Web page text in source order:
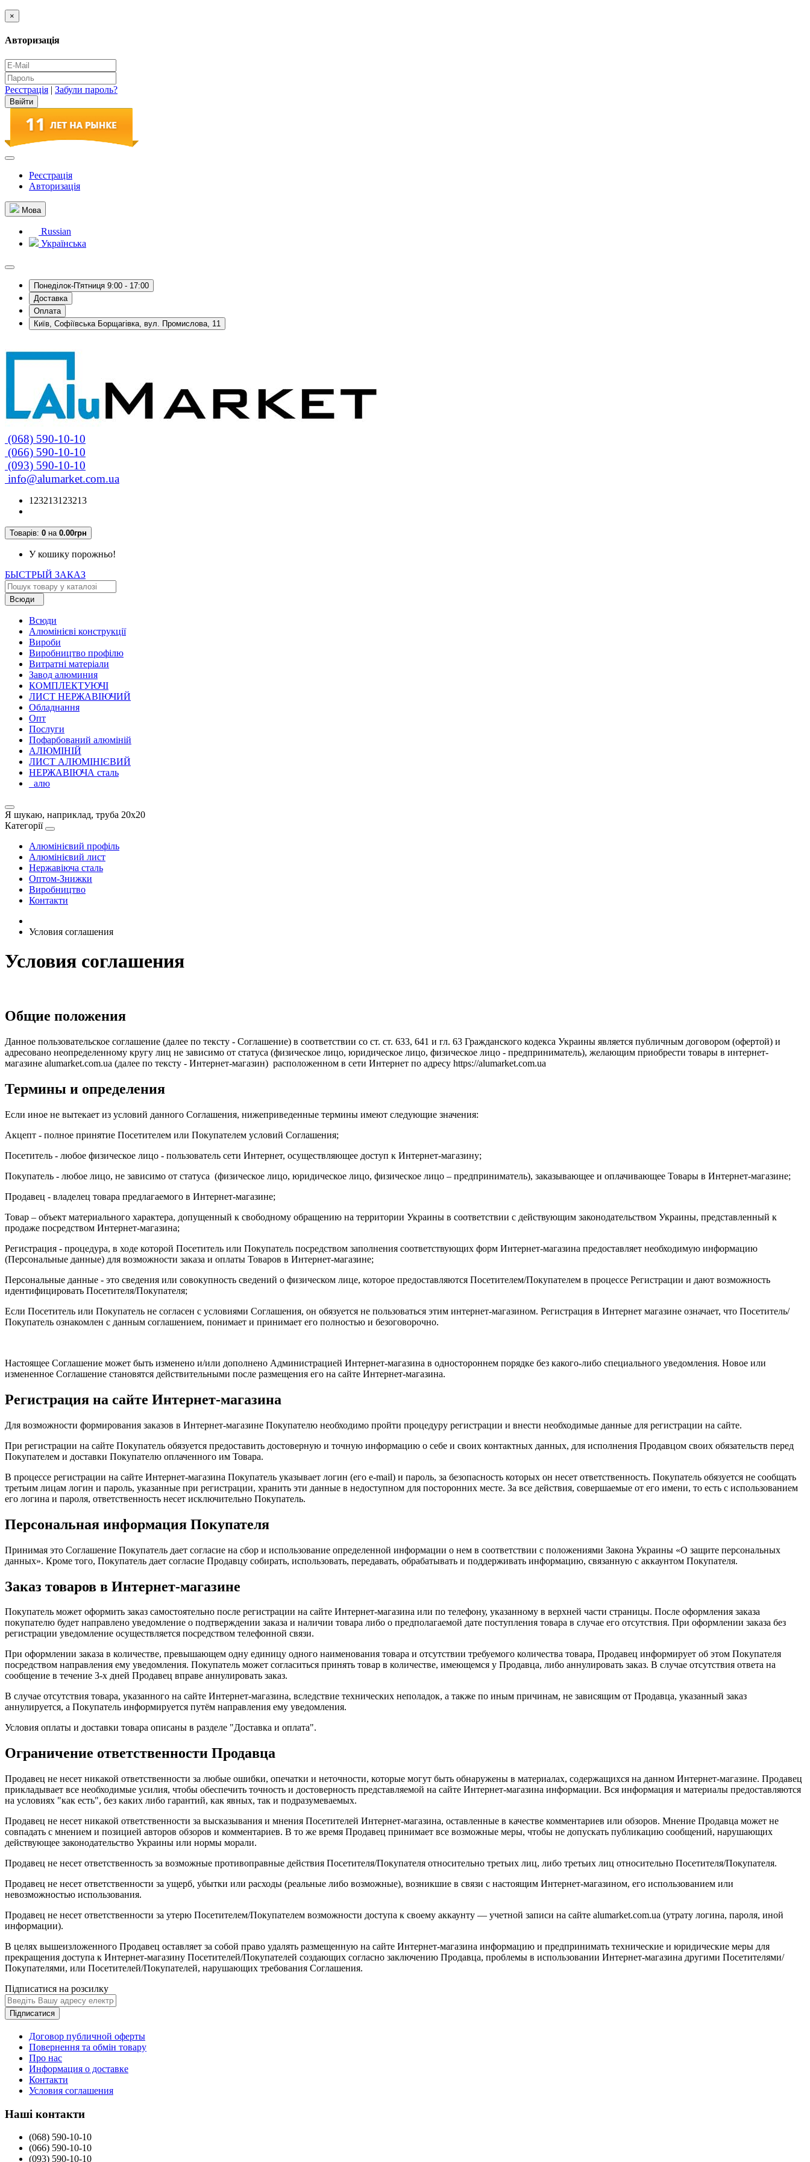
×
Авторизація
Реєстрація | Забули пароль?
Реєстрація
Авторизація
Мова
Russian
Українська
Понеділок-П'ятниця 9:00 - 17:00
Доставка
Оплата
Київ, Софіївська Борщагівка, вул. Промислова, 11
(068) 590-10-10
(066) 590-10-10
(093) 590-10-10
info@alumarket.com.ua
123213123213
Товарів: 0 на 0.00грн
У кошику порожньо!
БЫСТРЫЙ ЗАКАЗ
Всюди
Всюди
Алюмінієві конструкції
Вироби
Виробництво профілю
Витратні матеріали
Завод алюминия
КОМПЛЕКТУЮЧІ
ЛИСТ НЕРЖАВІЮЧИЙ
Обладнання
Опт
Послуги
Пофарбований алюміній
АЛЮМІНІЙ
ЛИСТ АЛЮМІНІЄВИЙ
НЕРЖАВІЮЧА сталь
_алю
Я шукаю, наприклад, труба 20х20
Категорії
Алюмінієвий профіль
Алюмінієвий лист
Нержавіюча сталь
Оптом-Знижки
Виробництво
Контакти
Условия соглашения
Условия соглашения
Общие положения
Данное пользовательское соглашение (далее по тексту - Соглашение) в соответствии со ст. ст. 633, 641 и гл. 63 Гражданского кодекса Украины является публичным договором (офертой) и
адресовано неопределенному кругу лиц не зависимо от статуса (физическое лицо, юридическое лицо, физическое лицо - предприниматель), желающим приобрести товары в интернет-
магазине alumarket.com.ua (далее по тексту - Интернет-магазин) расположенном в сети Интернет по адресу https://alumarket.com.ua
Термины и определения
Если иное не вытекает из условий данного Соглашения, нижеприведенные термины имеют следующие значения:
Акцепт - полное принятие Посетителем или Покупателем условий Соглашения;
Посетитель - любое физическое лицо - пользователь сети Интернет, осуществляющее доступ к Интернет-магазину;
Покупатель - любое лицо, не зависимо от статуса (физическое лицо, юридическое лицо, физическое лицо – предприниматель), заказывающее и оплачивающее Товары в Интернет-магазине;
Продавец - владелец товара предлагаемого в Интернет-магазине;
Товар – объект материального характера, допущенный к свободному обращению на территории Украины в соответствии с действующим законодательством Украины, представленный к
продаже посредством Интернет-магазина;
Регистрация - процедура, в ходе которой Посетитель или Покупатель посредством заполнения соответствующих форм Интернет-магазина предоставляет необходимую информацию
(Персональные данные) для возможности заказа и оплаты Товаров в Интернет-магазине;
Персональные данные - это сведения или совокупность сведений о физическом лице, которое предоставляются Посетителем/Покупателем в процессе Регистрации и дают возможность
идентифицировать Посетителя/Покупателя;
Если Посетитель или Покупатель не согласен с условиями Соглашения, он обязуется не пользоваться этим интернет-магазином. Регистрация в Интернет магазине означает, что Посетитель/
Покупатель ознакомлен с данным соглашением, понимает и принимает его полностью и безоговорочно.
Настоящее Соглашение может быть изменено и/или дополнено Администрацией Интернет-магазина в одностороннем порядке без какого-либо специального уведомления. Новое или
измененное Соглашение становятся действительными после размещения его на сайте Интернет-магазина.
Регистрация на сайте Интернет-магазина
Для возможности формирования заказов в Интернет-магазине Покупателю необходимо пройти процедуру регистрации и внести необходимые данные для регистрации на сайте.
При регистрации на сайте Покупатель обязуется предоставить достоверную и точную информацию о себе и своих контактных данных, для исполнения Продавцом своих обязательств перед
Покупателем и доставки Покупателю оплаченного им Товара.
В процессе регистрации на сайте Интернет-магазина Покупатель указывает логин (его e-mail) и пароль, за безопасность которых он несет ответственность. Покупатель обязуется не сообщать
третьим лицам логин и пароль, указанные при регистрации, хранить эти данные в недоступном для посторонних месте. За все действия, совершаемые от его имени, то есть с использованием
его логина и пароля, ответственность несет исключительно Покупатель.
Персональная информация Покупателя
Принимая это Соглашение Покупатель дает согласие на сбор и использование определенной информации о нем в соответствии с положениями Закона Украины «О защите персональных
данных». Кроме того, Покупатель дает согласие Продавцу собирать, использовать, передавать, обрабатывать и поддерживать информацию, связанную с аккаунтом Покупателя.
Заказ товаров в Интернет-магазине
Покупатель может оформить заказ самостоятельно после регистрации на сайте Интернет-магазина или по телефону, указанному в верхней части страницы. После оформления заказа
покупателю будет направлено уведомление о подтверждении заказа и наличии товара либо о предполагаемой дате поступления товара в случае его отсутствия. При оформлении заказа без
регистрации уведомление осуществляется посредством телефонной связи.
При оформлении заказа в количестве, превышающем одну единицу одного наименования товара и отсутствии требуемого количества товара, Продавец информирует об этом Покупателя
посредством направления ему уведомления. Покупатель может согласиться принять товар в количестве, имеющемся у Продавца, либо аннулировать заказ. В случае отсутствия ответа на
сообщение в течение 3-х дней Продавец вправе аннулировать заказ.
В случае отсутствия товара, указанного на сайте Интернет-магазина, вследствие технических неполадок, а также по иным причинам, не зависящим от Продавца, указанный заказ
аннулируется, а Покупатель информируется путём направления ему уведомления.
Условия оплаты и доставки товара описаны в разделе "Доставка и оплата".
Ограничение ответственности Продавца
Продавец не несет никакой ответственности за любые ошибки, опечатки и неточности, которые могут быть обнаружены в материалах, содержащихся на данном Интернет-магазине. Продавец
прикладывает все необходимые усилия, чтобы обеспечить точность и достоверность представляемой на сайте Интернет-магазина информации. Вся информация и материалы предоставляются
на условиях "как есть", без каких либо гарантий, как явных, так и подразумеваемых.
Продавец не несет никакой ответственности за высказывания и мнения Посетителей Интернет-магазина, оставленные в качестве комментариев или обзоров. Мнение Продавца может не
совпадать с мнением и позицией авторов обзоров и комментариев. В то же время Продавец принимает все возможные меры, чтобы не допускать публикацию сообщений, нарушающих
действующее законодательство Украины или нормы морали.
Продавец не несет ответственность за возможные противоправные действия Посетителя/Покупателя относительно третьих лиц, либо третьих лиц относительно Посетителя/Покупателя.
Продавец не несет ответственности за ущерб, убытки или расходы (реальные либо возможные), возникшие в связи с настоящим Интернет-магазином, его использованием или
невозможностью использования.
Продавец не несет ответственности за утерю Посетителем/Покупателем возможности доступа к своему аккаунту — учетной записи на сайте alumarket.com.ua (утрату логина, пароля, иной
информации).
В целях вышеизложенного Продавец оставляет за собой право удалять размещенную на сайте Интернет-магазина информацию и предпринимать технические и юридические меры для
прекращения доступа к Интернет-магазину Посетителей/Покупателей создающих согласно заключению Продавца, проблемы в использовании Интернет-магазина другими Посетителями/
Покупателями, или Посетителей/Покупателей, нарушающих требования Соглашения.
Підписатися на розсилку
Підписатися
Договор публичной оферты
Повернення та обмін товару
Про нас
Информация о доставке
Контакти
Условия соглашения
Наші контакти
(068) 590-10-10
(066) 590-10-10
(093) 590-10-10